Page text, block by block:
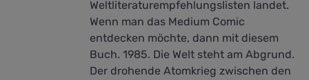
Weltliteraturempfehlungslisten landet.
Wenn man das Medium Comic
entdecken möchte, dann mit diesem
Buch. 1985. Die Welt steht am Abgrund.
Der drohende Atomkrieg zwischen den